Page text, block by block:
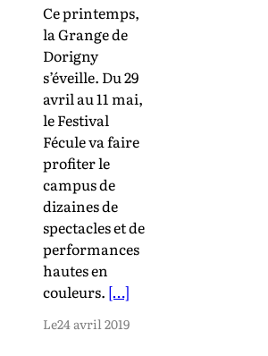
Ce printemps,
la Grange de
Dorigny
s’éveille. Du 29
avril au 11 mai,
le Festival
Fécule va faire
profiter le
campus de
dizaines de
spectacles et de
performances
hautes en
couleurs. […]
Le24 avril 2019